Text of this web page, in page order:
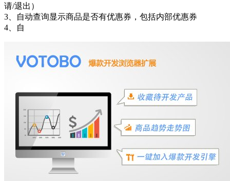
请/退出）
3、自动查询显示商品是否有优惠券，包括内部优惠券
4、自